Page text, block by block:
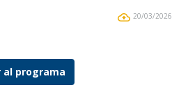
20/03/2026
al programa